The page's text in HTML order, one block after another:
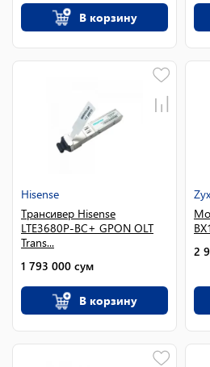
В корзину
Hisense
Трансивер Hisense
LTE3680P-BC+ GPON OLT
Trans...
1 793 000 сум
В корзину
2